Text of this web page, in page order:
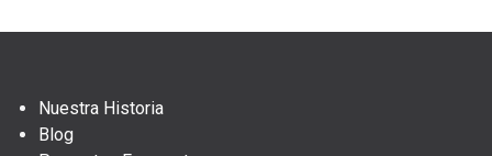
Nuestra Historia
Blog